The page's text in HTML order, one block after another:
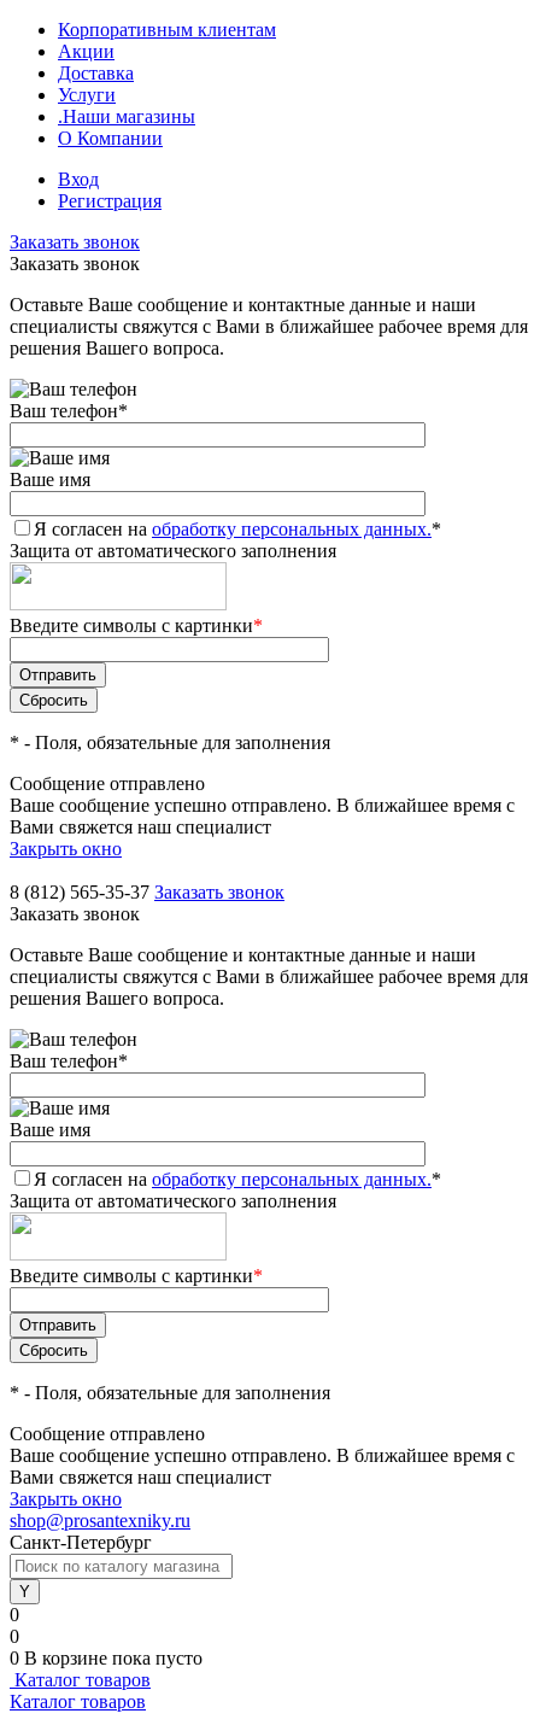
Корпоративным клиентам
Акции
Доставка
Услуги
.Наши магазины
О Компании
Вход
Регистрация
Заказать звонок
Заказать звонок
Оставьте Ваше сообщение и контактные данные и наши
специалисты свяжутся с Вами в ближайшее рабочее время для
решения Вашего вопроса.
Ваш телефон*
Ваше имя
Я согласен на обработку персональных данных.*
Защита от автоматического заполнения
Введите символы с картинки*
* - Поля, обязательные для заполнения
Сообщение отправлено
Ваше сообщение успешно отправлено. В ближайшее время с
Вами свяжется наш специалист
Закрыть окно
8 (812) 565-35-37 Заказать звонок
Заказать звонок
Оставьте Ваше сообщение и контактные данные и наши
специалисты свяжутся с Вами в ближайшее рабочее время для
решения Вашего вопроса.
Ваш телефон*
Ваше имя
Я согласен на обработку персональных данных.*
Защита от автоматического заполнения
Введите символы с картинки*
* - Поля, обязательные для заполнения
Сообщение отправлено
Ваше сообщение успешно отправлено. В ближайшее время с
Вами свяжется наш специалист
Закрыть окно
shop@prosantexniky.ru
Санкт-Петербург
0
0
0 В корзине пока пусто
Каталог товаров
Каталог товаров